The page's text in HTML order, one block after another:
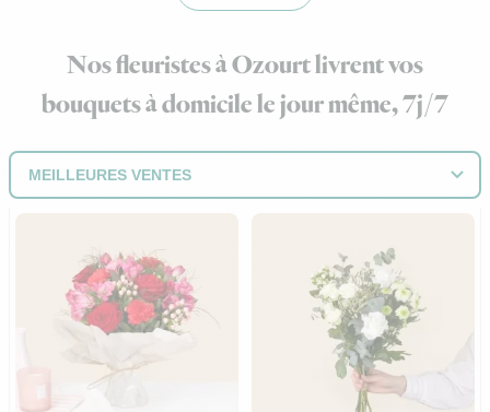
Nos fleuristes à Ozourt livrent vos
bouquets à domicile le jour même, 7j/7